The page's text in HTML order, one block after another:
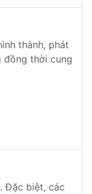
thành, phát
đồng thời cung
Đặc biệt, các